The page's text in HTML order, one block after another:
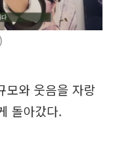
모와 웃음을 자랑
돌아갔다.